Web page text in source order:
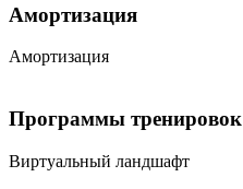
Амортизация
Амортизация
Программы тренировок
Виртуальный ландшафт